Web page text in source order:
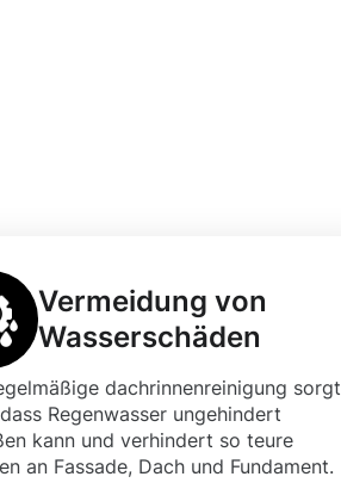
Vermeidung von
Wasserschäden
dachrinnenreinigung sorgt
Regenwasser ungehindert
kann und verhindert so teure
an Fassade, Dach und Fundament.